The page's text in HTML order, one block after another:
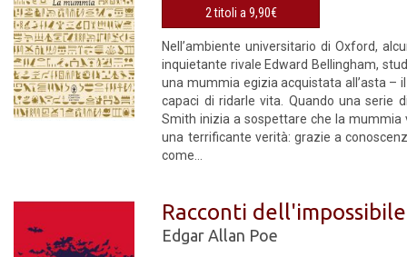
2 titoli a 9,90€
Nell’ambiente universitario di Oxford,
inquietante rivale Edward Bellingham,
una mummia egizia acquistata all’asta –
capaci di ridarle vita. Quando una serie
Smith inizia a sospettare che la mummia
una terrificante verità: grazie a
come...
Racconti dell'impossibile
Edgar Allan Poe